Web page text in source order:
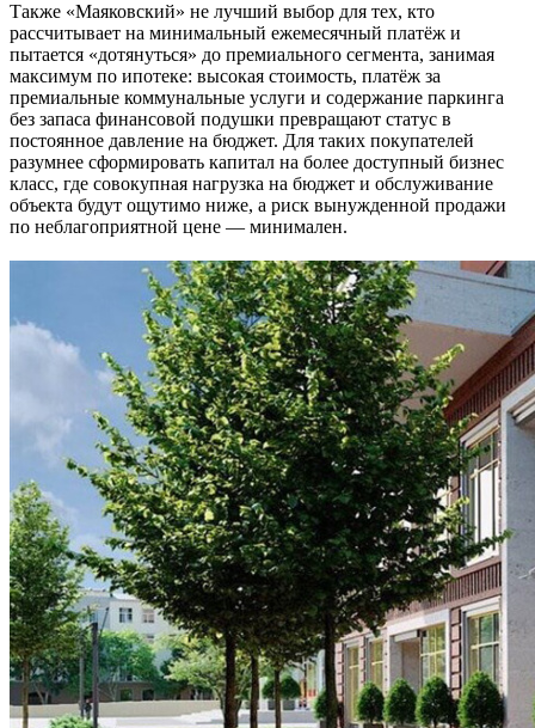
Также «Маяковский» не лучший выбор для тех, кто
рассчитывает на минимальный ежемесячный платёж и
пытается «дотянуться» до премиального сегмента, занимая
максимум по ипотеке: высокая стоимость, платёж за
премиальные коммунальные услуги и содержание паркинга
без запаса финансовой подушки превращают статус в
постоянное давление на бюджет. Для таких покупателей
разумнее сформировать капитал на более доступный бизнес
класс, где совокупная нагрузка на бюджет и обслуживание
объекта будут ощутимо ниже, а риск вынужденной продажи
по неблагоприятной цене — минимален.